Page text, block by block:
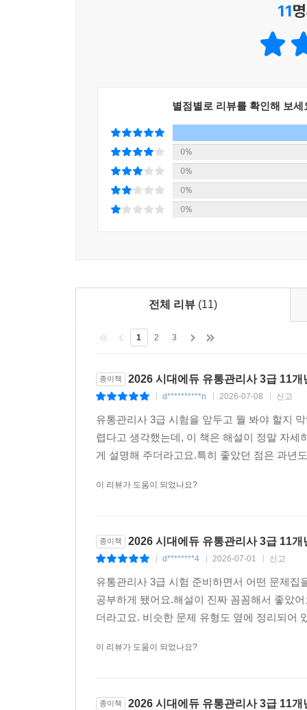
11
별점별로 리뷰를 확인해 보세
0%
0%
0%
0%
전체 리뷰 (11)
1 2 3
종이책 2026 시대에듀 유통관리사 3급 11개
d**********n 2026-07-08 신고
유통관리사 3급 시험을 앞두고 뭘 봐야 할지
렵다고 생각했는데, 이 책은 해설이 정말 자
게 설명해 주더라고요.특히 좋았던 점은 과년
이 리뷰가 도움이 되었나요?
종이책 2026 시대에듀 유통관리사 3급 11개
d********4 2026-07-01 신고
유통관리사 3급 시험 준비하면서 어떤 문제
공부하게 됐어요.해설이 진짜 꼼꼼해서 좋았
더라고요. 비슷한 문제 유형도 옆에 정리되어
이 리뷰가 도움이 되었나요?
종이책 2026 시대에듀 유통관리사 3급 11개